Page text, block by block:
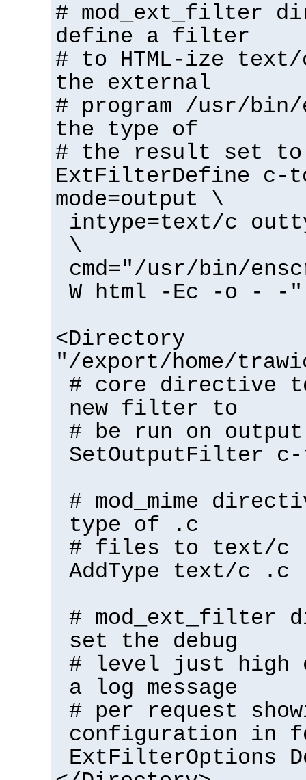
# mod_ext_filter
define a filter
# to HTML-ize
the external
# program /usr/
the type of
# the result set
ExtFilterDefine c-
mode=output \
intype=text/c
\
cmd="/usr/bin/
W html -Ec -o - -"
<Directory
"/export/home/
# core directive
new filter to
# be run on output
SetOutputFilter
# mod_mime
type of .c
# files to text/c
AddType text/c .c
# mod_ext_filter
set the debug
# level just high
a log message
# per request
configuration in
ExtFilterOptions